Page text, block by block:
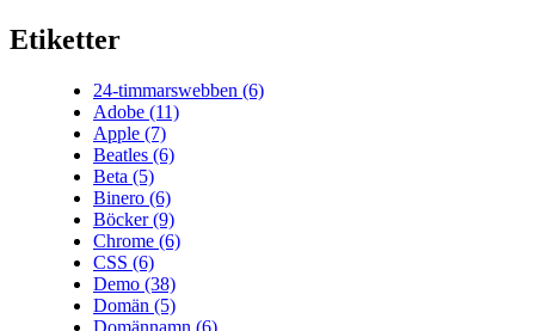
Etiketter
24-timmarswebben (6)
Adobe (11)
Apple (7)
Beatles (6)
Beta (5)
Binero (6)
Böcker(9)
Chrome (6)
CSS (6)
Demo (38)
Domän (5)
Domännamn (6)